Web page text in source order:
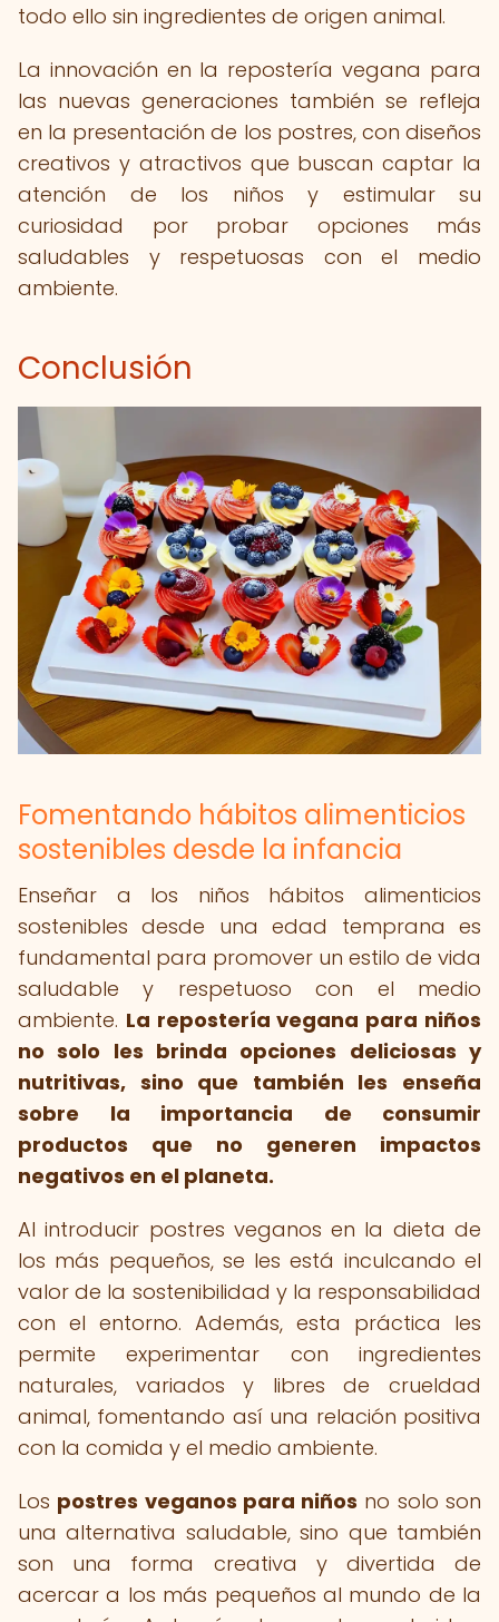
todo ello sin ingredientes de origen animal.
La innovación en la repostería vegana para
las nuevas generaciones también se refleja
en la presentación de los postres, con diseños
creativos y atractivos que buscan captar la
atención de los niños y estimular su
curiosidad por probar opciones más
saludables y respetuosas con el medio
ambiente.
Conclusión
Fomentando hábitos alimenticios
sostenibles desde la infancia
Enseñar a los niños hábitos alimenticios
sostenibles desde una edad temprana es
fundamental para promover un estilo de vida
saludable y respetuoso con el medio
ambiente. La repostería vegana para niños
no solo les brinda opciones deliciosas y
nutritivas, sino que también les enseña
sobre la importancia de consumir
productos que no generen impactos
negativos en el planeta.
Al introducir postres veganos en la dieta de
los más pequeños, se les está inculcando el
valor de la sostenibilidad y la responsabilidad
con el entorno. Además, esta práctica les
permite experimentar con ingredientes
naturales, variados y libres de crueldad
animal, fomentando así una relación positiva
con la comida y el medio ambiente.
Los postres veganos para niños no solo son
una alternativa saludable, sino que también
son una forma creativa y divertida de
acercar a los más pequeños al mundo de la